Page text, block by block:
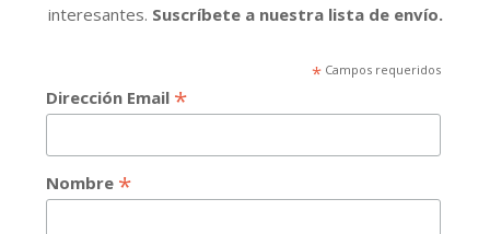
interesantes. Suscríbete a nuestra lista de envío.
*Campos requeridos
Dirección Email *
Nombre *